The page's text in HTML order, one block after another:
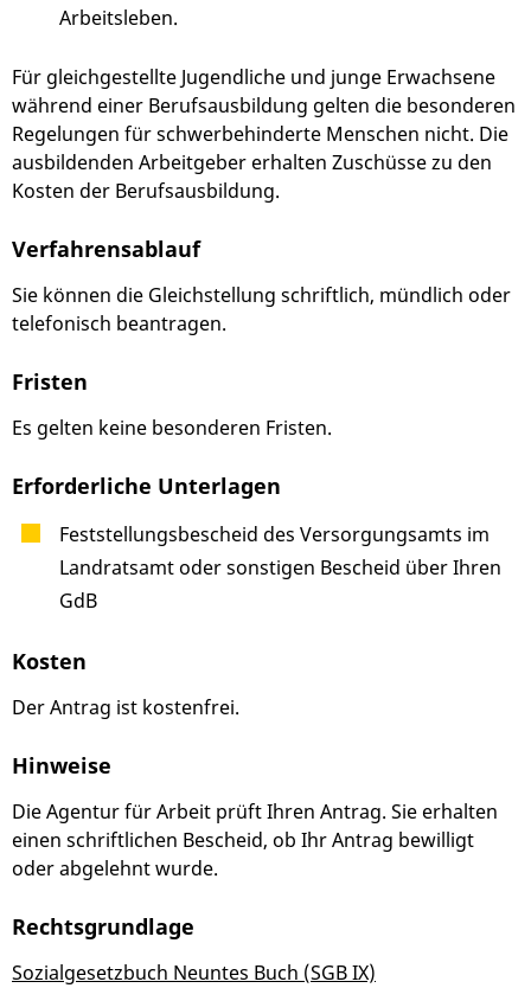
Arbeitsleben.
Für gleichgestellte Jugendliche und junge Erwachsene
während einer Berufsausbildung gelten die besonderen
Regelungen für schwerbehinderte Menschen nicht. Die
ausbildenden Arbeitgeber erhalten Zuschüsse zu den
Kosten der Berufsausbildung.
Verfahrensablauf
Sie können die Gleichstellung schriftlich, mündlich oder
telefonisch beantragen.
Fristen
Es gelten keine besonderen Fristen.
Erforderliche Unterlagen
Feststellungsbescheid des Versorgungsamts im
Landratsamt oder sonstigen Bescheid über Ihren
GdB
Kosten
Der Antrag ist kostenfrei.
Hinweise
Die Agentur für Arbeit prüft Ihren Antrag. Sie erhalten
einen schriftlichen Bescheid, ob Ihr Antrag bewilligt
oder abgelehnt wurde.
Rechtsgrundlage
Sozialgesetzbuch Neuntes Buch (SGB IX)